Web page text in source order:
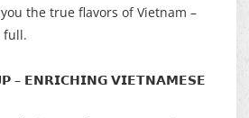
the true flavors of Vietnam –
full.
– 𝗘𝗡𝗥𝗜𝗖𝗛𝗜𝗡𝗚 𝗩𝗜𝗘𝗧𝗡𝗔𝗠𝗘𝗦𝗘